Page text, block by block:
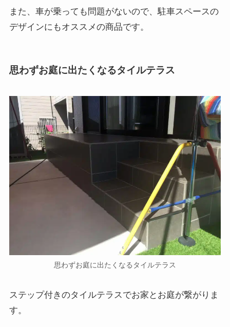
また、車が乗っても問題がないので、駐車スペースの
デザインにもオススメの商品です。
思わずお庭に出たくなるタイルテラス
思わずお庭に出たくなるタイルテラス
ステップ付きのタイルテラスでお家とお庭が繋がりま
す。